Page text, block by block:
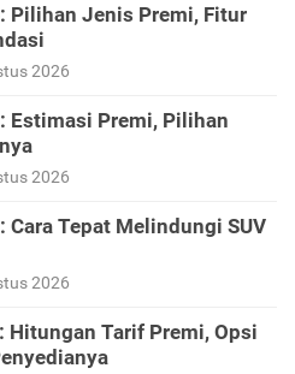
Pilihan Jenis Premi, Fitur
2026
Estimasi Premi, Pilihan
2026
Tepat Melindungi SUV
2026
Hitungan Tarif Premi, Opsi